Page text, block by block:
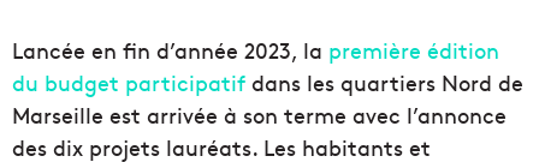
Lancée en fin d’année 2023, la première édition
du budget participatif dans les quartiers Nord de
Marseille est arrivée à son terme avec l’annonce
des dix projets lauréats. Les habitants et